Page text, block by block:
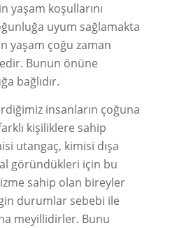
yaşam koşullarını
uyum sağlamakta
yaşam çoğu zaman
Bunun önüne
bağlıdır.
insanların çoğuna
kişiliklere sahip
utangaç, kimisi dışa
göründükleri için bu
sahip olan bireyler
durumlar sebebi ile
meyillidirler. Bunu